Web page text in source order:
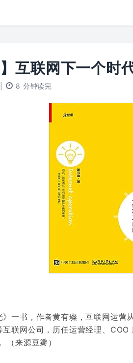
互联网下一个时
8 分钟读完
》一书，作者黄有璨，互联网运
联网公司，历任运营经理、
（来源豆瓣）